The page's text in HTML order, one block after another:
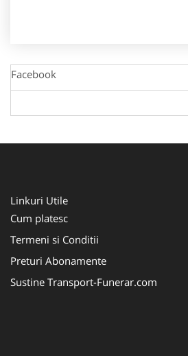
Facebook
Linkuri Utile
Cum platesc
Termeni si Conditii
Preturi Abonamente
Sustine Transport-Funerar.com